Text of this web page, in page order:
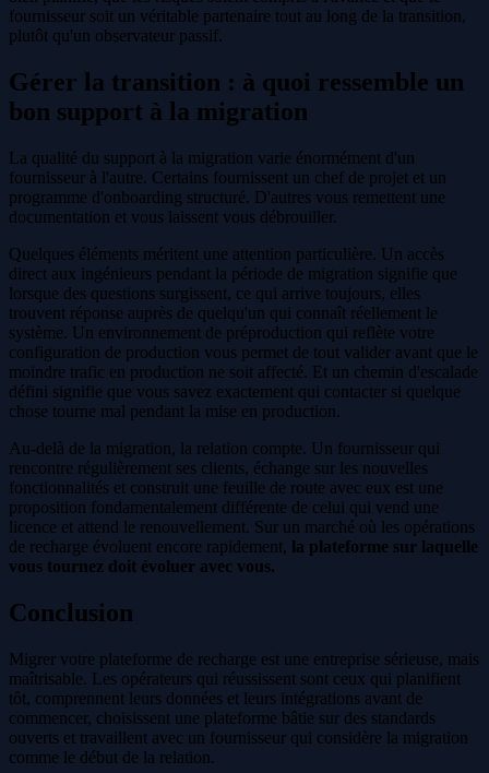
fournisseur soit un véritable partenaire tout au long de la transition,
plutôt qu'un observateur passif.
Gérer la transition : à quoi ressemble un
bon support à la migration
La qualité du support à la migration varie énormément d'un
fournisseur à l'autre. Certains fournissent un chef de projet et un
programme d'onboarding structuré. D'autres vous remettent une
documentation et vous laissent vous débrouiller.
Quelques éléments méritent une attention particulière. Un accès
direct aux ingénieurs pendant la période de migration signifie que
lorsque des questions surgissent, ce qui arrive toujours, elles
trouvent réponse auprès de quelqu'un qui connaît réellement le
système. Un environnement de préproduction qui reflète votre
configuration de production vous permet de tout valider avant que le
moindre trafic en production ne soit affecté. Et un chemin d'escalade
défini signifie que vous savez exactement qui contacter si quelque
chose tourne mal pendant la mise en production.
Au-delà de la migration, la relation compte. Un fournisseur qui
rencontre régulièrement ses clients, échange sur les nouvelles
fonctionnalités et construit une feuille de route avec eux est une
proposition fondamentalement différente de celui qui vend une
licence et attend le renouvellement. Sur un marché où les opérations
de recharge évoluent encore rapidement, la plateforme sur laquelle
vous tournez doit évoluer avec vous.
Conclusion
Migrer votre plateforme de recharge est une entreprise sérieuse, mais
maîtrisable. Les opérateurs qui réussissent sont ceux qui planifient
tôt, comprennent leurs données et leurs intégrations avant de
commencer, choisissent une plateforme bâtie sur des standards
ouverts et travaillent avec un fournisseur qui considère la migration
comme le début de la relation.